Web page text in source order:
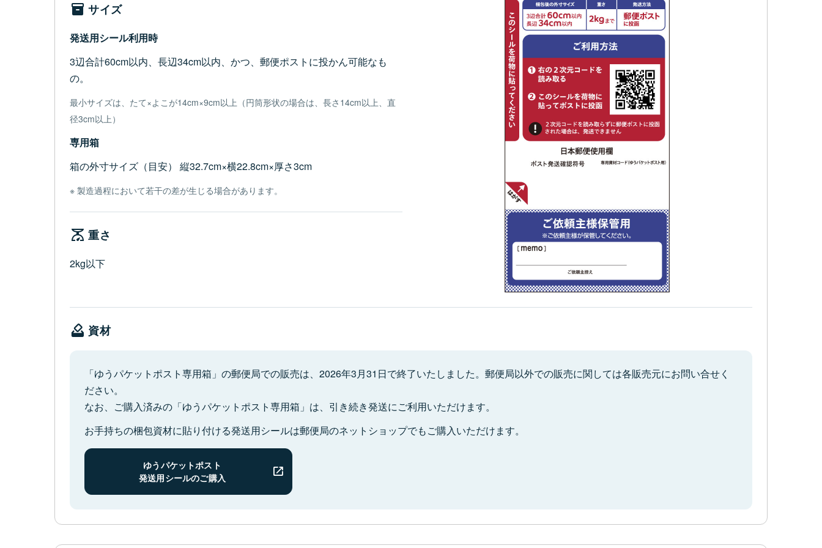
サイズ
発送用シール利用時
3辺合計60cm以内、長辺34cm以内、かつ、郵便ポストに投かん可能なも
の。
最小サイズは、たて×よこが14cm×9cm以上（円筒形状の場合は、長さ14cm以上、直
径3cm以上）
専用箱
箱の外寸サイズ（目安） 縦32.7cm×横22.8cm×厚さ3cm
製造過程において若干の差が生じる場合があります。
重さ
2kg以下
資材
「ゆうパケットポスト専用箱」の郵便局での販売は、2026年3月31日で終了いたしました。郵便局以外での販売に関しては各販売元にお問い合せく
ださい。
なお、ご購入済みの「ゆうパケットポスト専用箱」は、引き続き発送にご利用いただけます。
お手持ちの梱包資材に貼り付ける発送用シールは郵便局のネットショップでもご購入いただけます。
ゆうパケットポスト
発送用シールのご購入